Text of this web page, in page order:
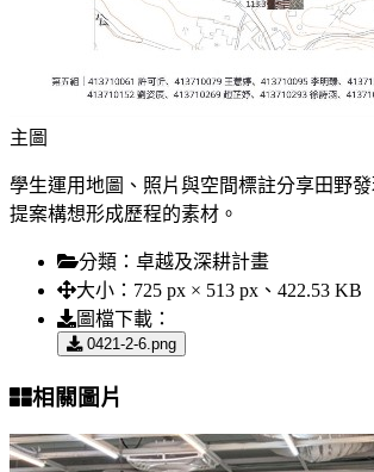
主圖
學生運用地圖、照片與空間標註分享田野
提案構想形成歷程的素材。
分類： 卓越及深耕計畫
大小： 725 px × 513 px、422.53 KB
圖檔下載：
0421-2-6.png
相關圖片